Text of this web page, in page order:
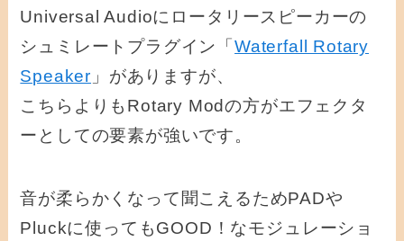
Universal Audioにロータリースピーカーの
シュミレートプラグイン「Waterfall Rotary
Speaker 」がありますが、
こちらよりもRotary Modの方がエフェクタ
ーとしての要素が強いです。
音が柔らかくなって聞こえるためPADや
Pluckに使ってもGOOD！なモジュレーショ